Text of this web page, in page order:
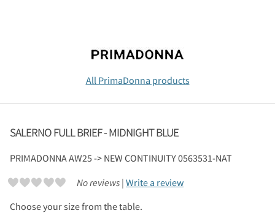
All PrimaDonna products
SALERNO FULL BRIEF - MIDNIGHT BLUE
PRIMADONNAAW25 -> NEW CONTINUITY 0563531-NAT
No reviews | Write a review
Choose your size from the table.